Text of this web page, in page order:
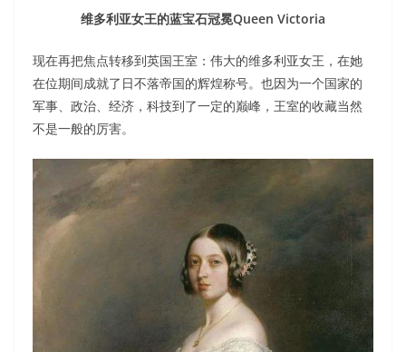
维多利亚女王的蓝宝石冠冕Queen Victoria
现在再把焦点转移到英国王室：伟大的维多利亚女王，在她
在位期间成就了日不落帝国的辉煌称号。也因为一个国家的
军事、政治、经济，科技到了一定的巅峰，王室的收藏当然
不是一般的厉害。